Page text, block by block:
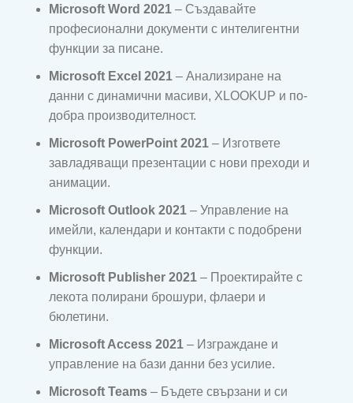
Microsoft Word 2021 – Създавайте
професионални документи с интелигентни
функции за писане.
Microsoft Excel 2021 – Анализиране на
данни с динамични масиви, XLOOKUP и по-
добра производителност.
Microsoft PowerPoint 2021 – Изгответе
завладяващи презентации с нови преходи и
анимации.
Microsoft Outlook 2021 – Управление на
имейли, календари и контакти с подобрени
функции.
Microsoft Publisher 2021 – Проектирайте с
лекота полирани брошури, флаери и
бюлетини.
Microsoft Access 2021 – Изграждане и
управление на бази данни без усилие.
Microsoft Teams – Бъдете свързани и си